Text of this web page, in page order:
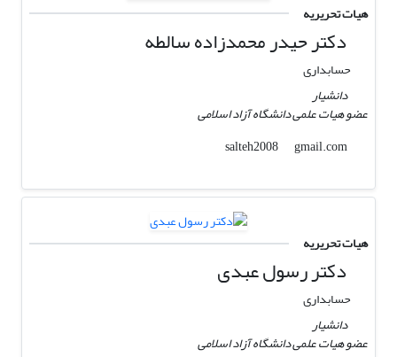
هیات تحریریه
دکتر حیدر محمدزاده سالطه
حسابداری
دانشیار
عضو هیات علمی دانشگاه آزاد اسلامی
salteh2008
gmail.com
هیات تحریریه
دکتر رسول عبدی
حسابداری
دانشیار
عضو هیات علمی دانشگاه آزاد اسلامی